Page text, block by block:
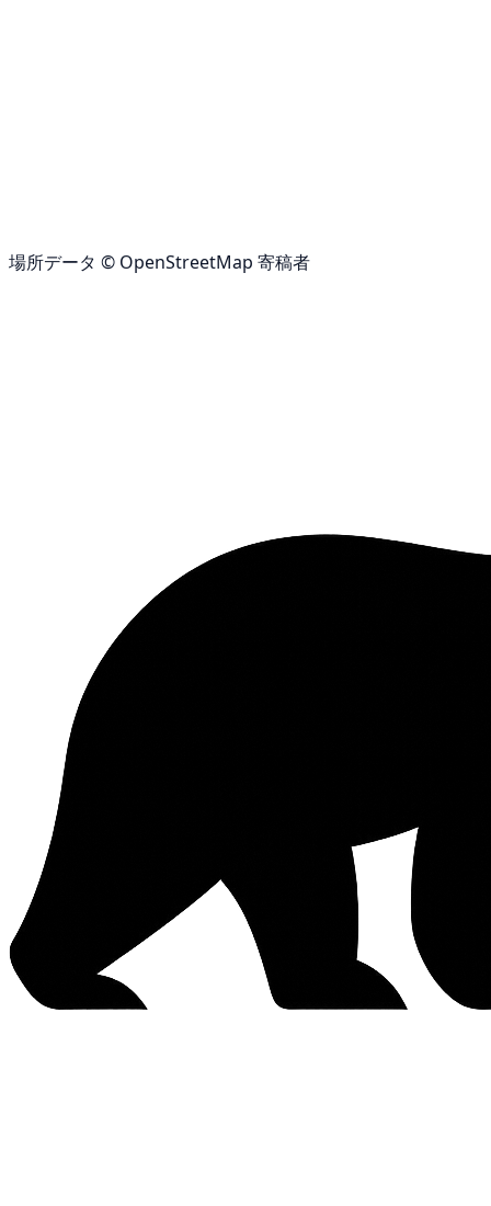
場所データ © OpenStreetMap 寄稿者